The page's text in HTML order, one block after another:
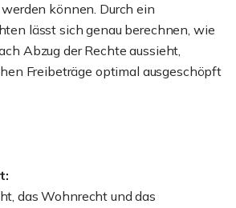
können. Durch ein
lässt sich genau berechnen, wie
Abzug der Rechte aussieht,
Freibeträge optimal ausgeschöpft
das Wohnrecht und das